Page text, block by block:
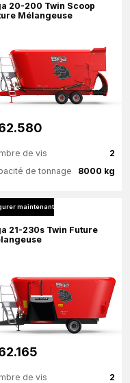
20-200 Twin Scoop
Mélangeuse
2
de vis
8000 kg
de tonnage
Plus d'information
maintenant
21-230s Twin Future
2
de vis